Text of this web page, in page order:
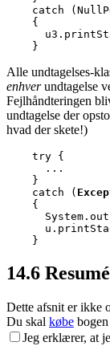
catch
    {
    }
Alle undtagelses-
enhverundtagelse
Fejlhåndteringen
undtagelse der
hvad der skete!)
    try {
      ...
    }
    catch (
    {
    }
14.6 Resumé
Dette afsnit er ikke
Du skal købe
Jeg erklærer, at